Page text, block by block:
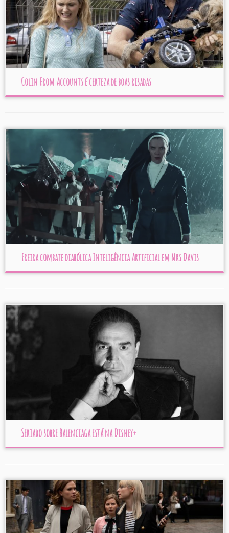
Colin From Accounts é certeza de boas risadas
Freira combate diabólica Inteligência Artificial em Mrs Davis
Seriado sobre Balenciaga está na Disney+